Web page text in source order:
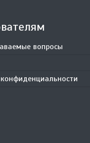
вопросы